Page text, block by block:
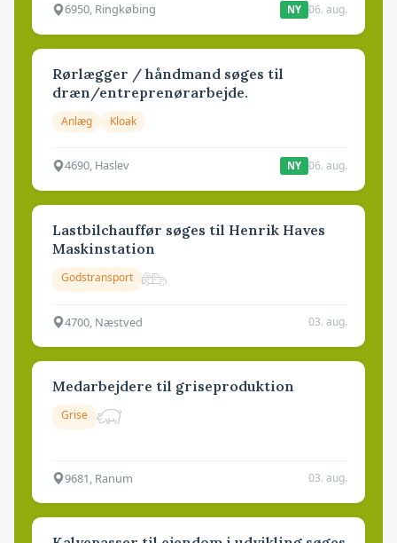
6950, Ringkøbing NY 06. aug.
Rørlægger / håndmand søges til
dræn/entreprenørarbejde.
Anlæg Kloak
4690, Haslev NY 06. aug.
Lastbilchauffør søges til Henrik Haves
Maskinstation
Godstransport
4700, Næstved 03. aug.
Medarbejdere til griseproduktion
Grise
9681, Ranum 03. aug.